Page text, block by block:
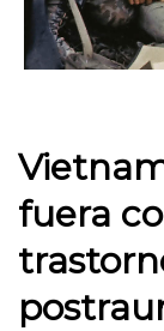
fuera